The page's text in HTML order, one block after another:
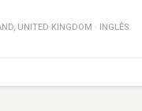
, UNITED KINGDOM · INGLÊS